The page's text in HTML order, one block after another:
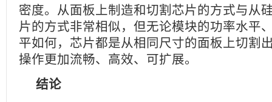
密度。从面板上制造和切割芯片的方式与从
片的方式非常相似，但无论模块的功率水平
平如何，芯片都是从相同尺寸的面板上切割
操作更加流畅、高效、可扩展。
结论